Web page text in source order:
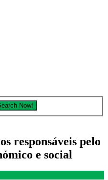
responsáveis pelo
e social